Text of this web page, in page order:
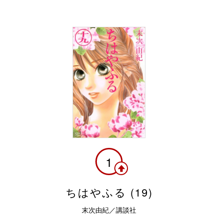
1
ちはやふる (19)
末次由紀／講談社